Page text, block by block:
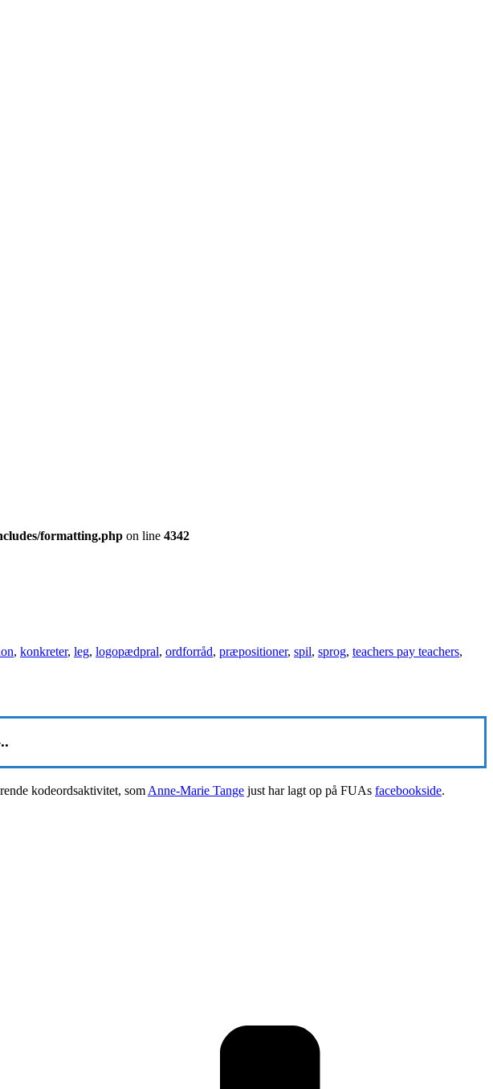
formatting.php on line 4342
, konkreter, leg, logopædpral, ordforråd, præpositioner, spil, sprog, teachers pay teachers,
kodeordsaktivitet, som Anne-Marie Tange just har lagt op på FUAs facebookside.